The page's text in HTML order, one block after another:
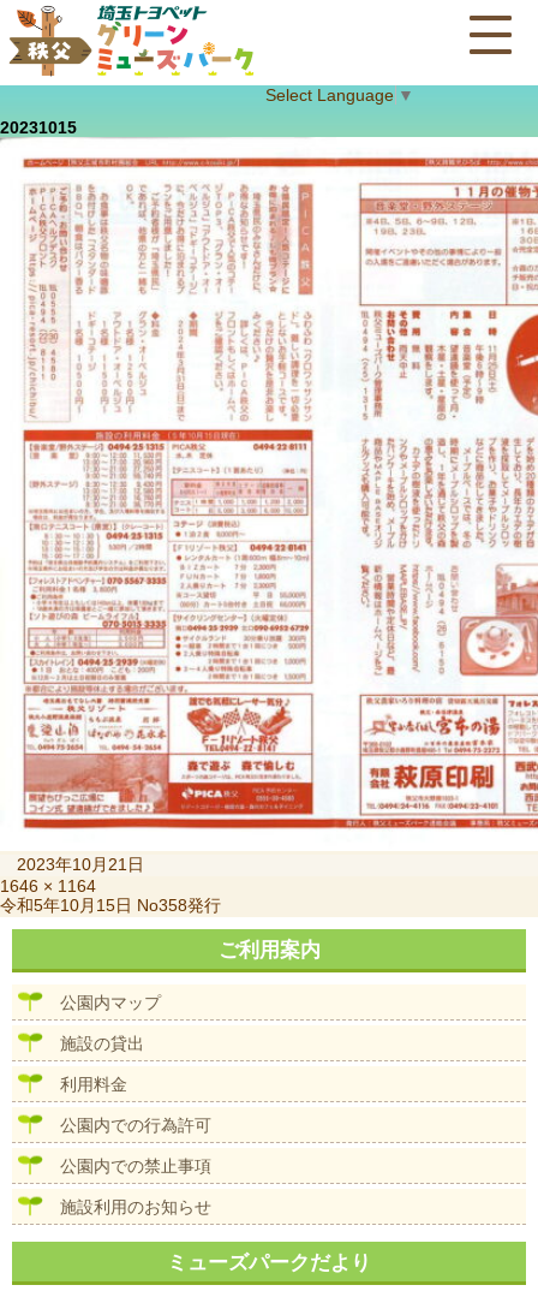
Select Language ▼
20231015
稿
日:
2023年10月21日
フ
ル
サ
ズ
1646 × 1164
投
稿
ビ
令和5年10月15日 No358発行
ご利用案内
公園内マップ
施設の貸出
利用料金
公園内での行為許可
公園内での禁止事項
施設利用のお知らせ
ミューズパークだより